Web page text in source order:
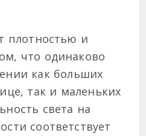
плотностью и
что одинаково
как больших
так и маленьких
света на
соответствует